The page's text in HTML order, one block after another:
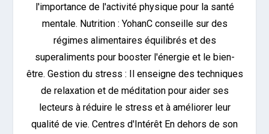
l'importance de l'activité physique pour la santé
mentale. Nutrition : YohanC conseille sur des
régimes alimentaires équilibrés et des
superaliments pour booster l'énergie et le bien-
être. Gestion du stress : Il enseigne des techniques
de relaxation et de méditation pour aider ses
lecteurs à réduire le stress et à améliorer leur
qualité de vie. Centres d'Intérêt En dehors de son